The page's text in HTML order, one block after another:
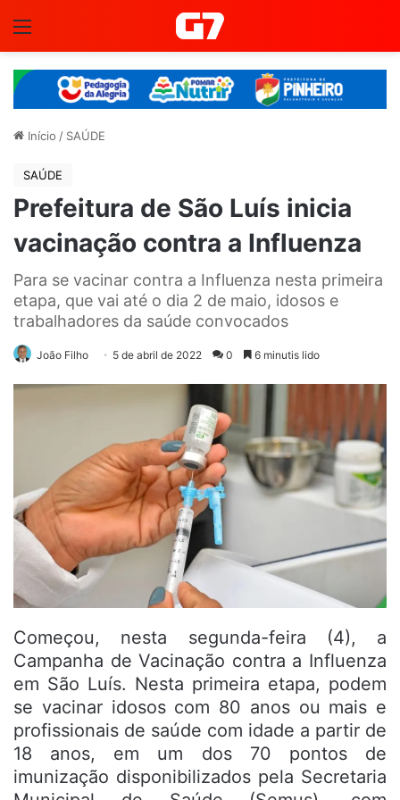
Início / SAÚDE
SAÚDE
Prefeitura de São Luís inicia
vacinação contra a Influenza
Para se vacinar contra a Influenza nesta primeira
etapa, que vai até o dia 2 de maio, idosos e
trabalhadores da saúde convocados
João Filho 5 de abril de 2022 0 6 minutis lido
Começou, nesta segunda-feira (4), a
Campanha de Vacinação contra a Influenza
em São Luís. Nesta primeira etapa, podem
se vacinar idosos com 80 anos ou mais e
profissionais de saúde com idade a partir de
18 anos, em um dos 70 pontos de
imunização disponibilizados pela Secretaria